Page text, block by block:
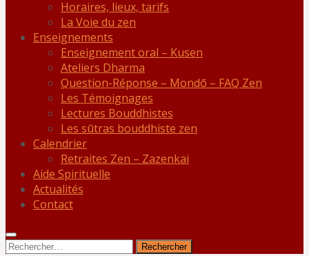
Horaires, lieux, tarifs
La Voie du zen
Enseignements
Enseignement oral – Kusen
Ateliers Dharma
Question-Réponse – Mondō – FAQ Zen
Les Témoignages
Lectures Bouddhistes
Les sūtras bouddhiste zen
Calendrier
Retraites Zen – Zazenkai
Aide Spirituelle
Actualités
Contact
Rechercher :